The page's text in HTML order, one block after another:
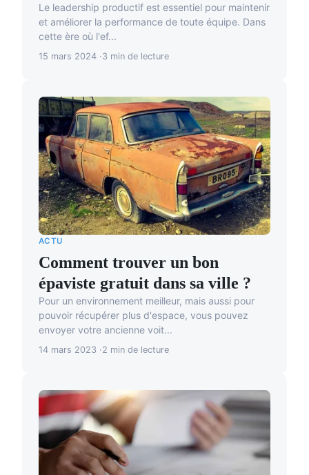
Le leadership productif est essentiel pour maintenir
et améliorer la performance de toute équipe. Dans
cette ère où l'ef...
15 mars 2024 3 min de lecture
ACTU
Comment trouver un bon
épaviste gratuit dans sa ville ?
Pour un environnement meilleur, mais aussi pour
pouvoir récupérer plus d'espace, vous pouvez
envoyer votre ancienne voit...
14 mars 2023 2 min de lecture